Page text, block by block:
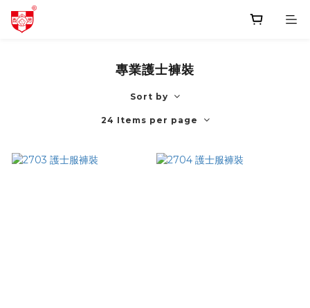
專業護士褲裝
Sort by
24 Items per page